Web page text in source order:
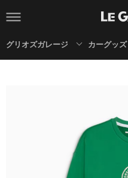
グリオズガレージ カーグッズ